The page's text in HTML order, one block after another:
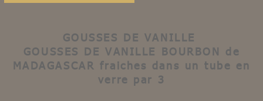
GOUSSES DE VANILLE
GOUSSES DE VANILLE
BOURBON de
MADAGASCAR fraiches dans un tube en
verre par 3